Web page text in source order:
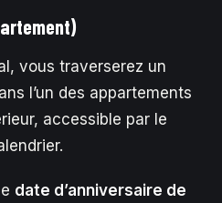
vous traverserez un
l’un des appartements
accessible par le
date d’anniversaire de